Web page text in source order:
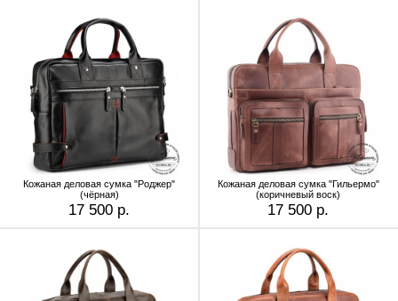
Кожаная деловая сумка "Роджер"
(чёрная)
17 500 р.
Кожаная деловая сумка "Гильермо"
(коричневый воск)
17 500 р.